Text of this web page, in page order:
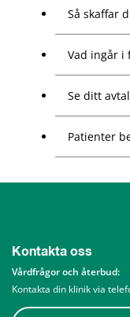
Så skaffar
Vad ingår i
Se ditt avtal
Patienter
Kontakta oss
Vårdfrågor och återbud:
Kontakta din klinik via